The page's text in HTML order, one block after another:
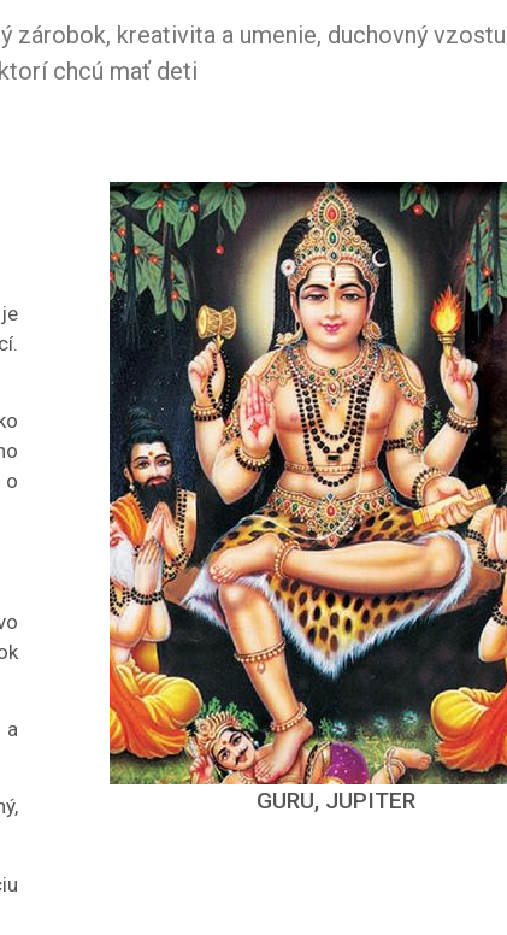
kreativita a umenie, duchovný
chcú mať deti
o
a
GURU, JUPITER